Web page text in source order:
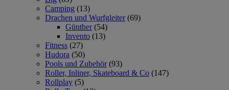
Camping (13)
Drachen und Wurfgleiter (69)
Günther (54)
Invento (13)
Fitness (27)
Hudora (50)
Pools und Zubehör (93)
Roller, Inliner, Skateboard & Co (147)
Rollplay (5)